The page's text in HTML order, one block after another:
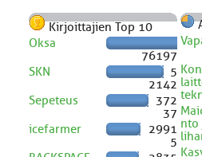
Kirjoittajien Top 10
Oksa
76197
SKN
5
2142
Sepeteus
372
37
icefarmer
2991
5
nto